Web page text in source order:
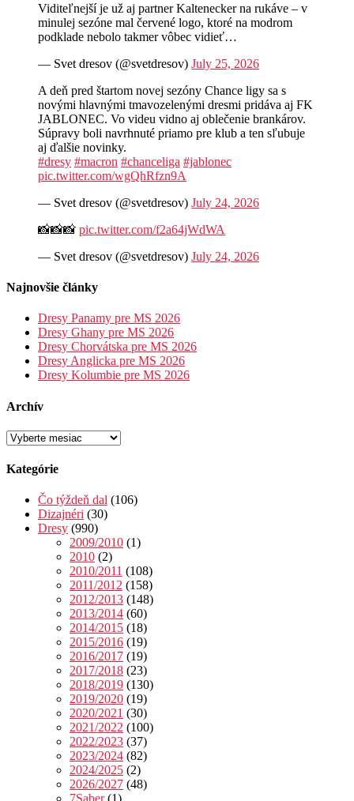
Viditeľnejší je už aj partner Kaltenecker na rukáve – v
minulej sezóne mal červené logo, ktoré na modrom
podklade nebolo takmer vôbec vidieť…
— Svet dresov (@svetdresov) July 25, 2026
A deň pred štartom novej sezóny Chance ligy sa s
novými hlavnými tmavozelenými dresmi pridáva aj FK
JABLONEC. Vo videu vidno aj oblečenie brankárov.
Súpravy boli navrhnuté priamo pre klub a ten sľubuje
aj ďalšie novinky.
#dresy #macron #chanceliga #jablonec
pic.twitter.com/wgQhRfzn9A
— Svet dresov (@svetdresov) July 24, 2026
📸📸📸 pic.twitter.com/f2a64jWdWA
— Svet dresov (@svetdresov) July 24, 2026
Najnovšie články
Dresy Panamy pre MS 2026
Dresy Ghany pre MS 2026
Dresy Chorvátska pre MS 2026
Dresy Anglicka pre MS 2026
Dresy Kolumbie pre MS 2026
Archív
Archív
Kategórie
Čo týždeň dal (106)
Dizajnéri (30)
Dresy (990)
2009/2010 (1)
2010 (2)
2010/2011 (108)
2011/2012 (158)
2012/2013 (148)
2013/2014 (60)
2014/2015 (18)
2015/2016 (19)
2016/2017 (19)
2017/2018 (23)
2018/2019 (130)
2019/2020 (19)
2020/2021 (30)
2021/2022 (100)
2022/2023 (37)
2023/2024 (82)
2024/2025 (2)
2026/2027 (48)